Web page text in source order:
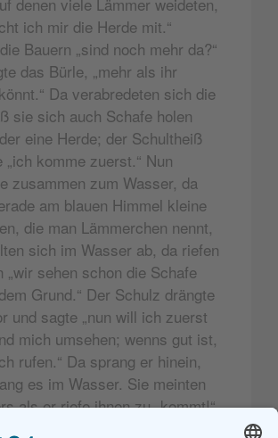
ich mir die Herde mit.“
Bauern „sind noch mehr da?“
das Bürle, „mehr als ihr
Da verabredeten sich die
sie sich auch Schafe holen
eine Herde; der Schultheiß
„ich komme zuerst.“ Nun
zusammen zum Wasser, da
am blauen Himmel kleine
die man Lämmerchen nennt,
sich im Wasser ab, da riefen
„wir sehen schon die Schafe
Grund.“ Der Schulz drängte
und sagte „nun will ich zuerst
mich umsehen; wenns gut ist,
rufen.“ Da sprang er hinein,
es im Wasser. Sie meinten
als er riefe ihnen zu „kommt!“